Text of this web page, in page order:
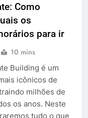
Como
os
para ir
10 mins
Building é um
icônicos de
milhões de
os anos. Neste
tudo o que